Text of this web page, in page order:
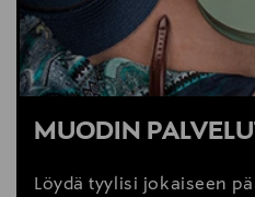
MUODIN
Löydä tyylisi jokaiseen